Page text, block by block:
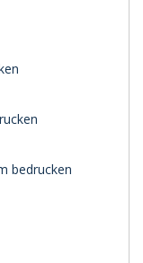
bedrucken